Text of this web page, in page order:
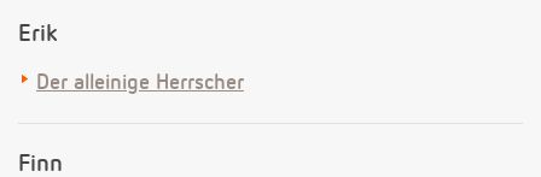
Erik
Der alleinige Herrscher
Finn